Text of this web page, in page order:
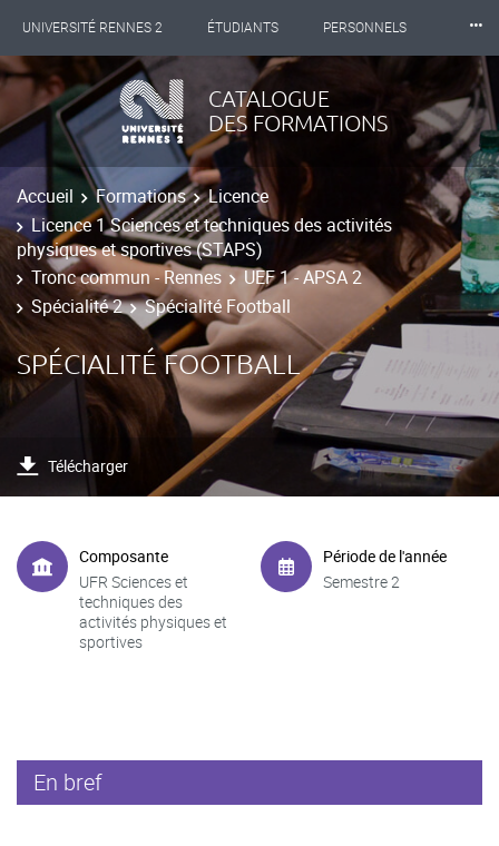
UNIVERSITÉ RENNES 2 ÉTUDIANTS PERSONNELS
INTERNATIONAL PROFESSIONNELS BIBLIOTHÈQUES
LES NOUVELLES DE RENNES 2
⸱⸱⸱
CATALOGUE
DES FORMATIONS
Accueil Formations
Licence
Licence 1 Sciences et techniques des activités
physiques et sportives (STAPS)
Tronc commun - Rennes
UEF 1 - APSA 2
Spécialité 2
Spécialité Football
SPÉCIALITÉ FOOTBALL
Télécharger
Composante
UFR Sciences et
techniques des
activités physiques et
sportives
Période de l'année
Semestre 2
En bref